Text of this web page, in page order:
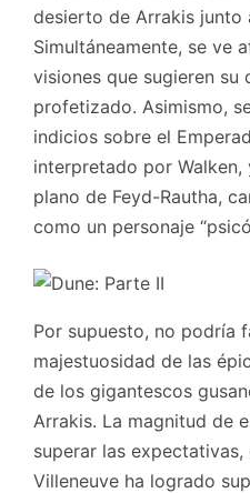
desierto de Arrakis junto
Simultáneamente, se ve
visiones que sugieren
profetizado. Asimismo,
indicios sobre el
interpretado por
plano de Feyd-Rautha,
como un personaje
Por supuesto, no podría
majestuosidad de las
de los gigantescos
Arrakis. La magnitud de
superar las
Villeneuve ha logrado